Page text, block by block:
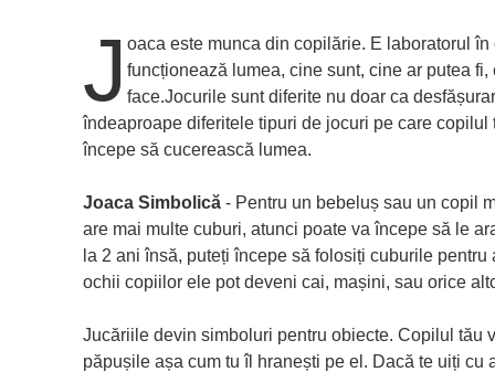
J oaca este munca din copilărie. E laboratorul
funcționează lumea, cine sunt, cine ar putea
face.Jocurile sunt diferite nu doar ca
îndeaproape diferitele tipuri de jocuri pe care copilul
începe să cucerească lumea.
Joaca Simbolică - Pentru un bebeluș sau un copil
are mai multe cuburi, atunci poate va începe să le
la 2 ani însă, puteți începe să folosiți cuburile
ochii copiilor ele pot deveni cai, mașini, sau orice
Jucăriile devin simboluri pentru obiecte. Copilul tău
păpușile așa cum tu îl hranești pe el. Dacă te uiți cu